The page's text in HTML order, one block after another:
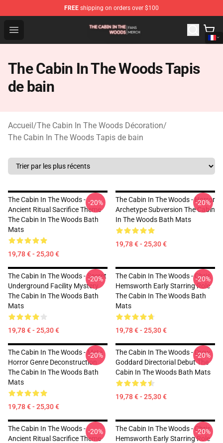
FREE shipping on orders over $100
Open menu
The Cabin In The Woods Shop - Official The Cabin In
The Cabin In The Woods Tapis
de bain
Accueil/The Cabin In The Woods Décoration/
The Cabin In The Woods Tapis de bain
The Cabin In The Woods -
Ancient Ritual Sacrifice Theme
The Cabin In The Woods Bath
Mats
19,78 € - 25,30 €
-20%
The Cabin In The Woods - Horror
Archetype Subversion The Cabin
In The Woods Bath Mats
19,78 € - 25,30 €
-20%
The Cabin In The Woods - Secret
Underground Facility Mystery
The Cabin In The Woods Bath
Mats
19,78 € - 25,30 €
-20%
The Cabin In The Woods - Chris
Hemsworth Early Starring Role
The Cabin In The Woods Bath
Mats
19,78 € - 25,30 €
-20%
The Cabin In The Woods - Meta
Horror Genre Deconstruction
The Cabin In The Woods Bath
Mats
19,78 € - 25,30 €
-20%
The Cabin In The Woods - Drew
Goddard Directorial Debut The
Cabin In The Woods Bath Mats
19,78 € - 25,30 €
-20%
The Cabin In The Woods -
Ancient Ritual Sacrifice Theme
-20%
The Cabin In The Woods - Chris
Hemsworth Early Starring Role
-20%